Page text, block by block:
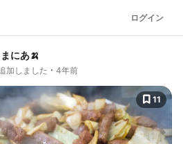
ログイン
にあ🍌
加しました 4年前
11